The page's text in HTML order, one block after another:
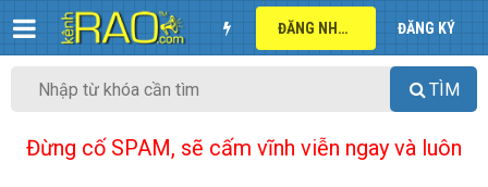
ĐĂNG NHẬP ĐĂNG KÝ
TÌM
Đừng cố SPAM, sẽ cấm vĩnh viễn ngay và luôn